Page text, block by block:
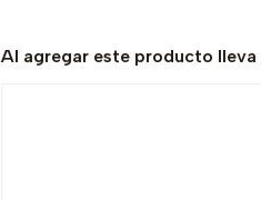
Al agregar este producto